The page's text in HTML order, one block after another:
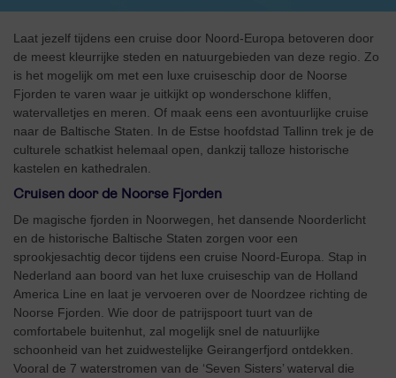
Laat jezelf tijdens een cruise door Noord-Europa betoveren door
de meest kleurrijke steden en natuurgebieden van deze regio. Zo
is het mogelijk om met een luxe cruiseschip door de Noorse
Fjorden te varen waar je uitkijkt op wonderschone kliffen,
watervalletjes en meren. Of maak eens een avontuurlijke cruise
naar de Baltische Staten. In de Estse hoofdstad Tallinn trek je de
culturele schatkist helemaal open, dankzij talloze historische
kastelen en kathedralen.
Cruisen door de Noorse Fjorden
De magische fjorden in Noorwegen, het dansende Noorderlicht
en de historische Baltische Staten zorgen voor een
sprookjesachtig decor tijdens een cruise Noord-Europa. Stap in
Nederland aan boord van het luxe cruiseschip van de Holland
America Line en laat je vervoeren over de Noordzee richting de
Noorse Fjorden. Wie door de patrijspoort tuurt van de
comfortabele buitenhut, zal mogelijk snel de natuurlijke
schoonheid van het zuidwestelijke Geirangerfjord ontdekken.
Vooral de 7 waterstromen van de ‘Seven Sisters’ waterval die